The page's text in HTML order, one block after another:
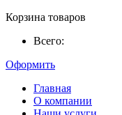
Корзина товаров
Всего:
Оформить
Главная
О компании